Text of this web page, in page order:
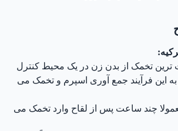
ترین تخمک از بدن زن در یک محیط کنترل
این فرآیند جمع آوری اسپرم و تخمک می
چند ساعت پس از لقاح وارد تخمک می